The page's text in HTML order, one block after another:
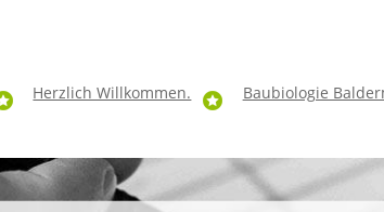
Herzlich Willkommen. Baubiologie